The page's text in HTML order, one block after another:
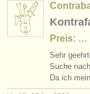
Preis: …
Sehr
Suche
Da ich